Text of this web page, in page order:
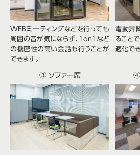
WEBミーティングなどを行っても
周囲の音が気にならず、1on1など
の機密性の高い会話も行うことが
できます。
電動昇
ること
適化でき
③ ソファー席 ④